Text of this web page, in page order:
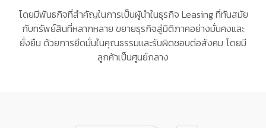
โดยมีพันธกิจที่สำคัญในการเป็นผู้นำในธุรกิจ Leasing ที่ทันสมัย
กับทรัพย์สินที่หลากหลาย ขยายธุรกิจสู่มิติภาคอย่างมั่นคงและ
ยั่งยืน ด้วยการยึดมั่นในคุณธรรมและรับผิดชอบต่อสังคม โดยมี
ลูกค้าเป็นศูนย์กลาง